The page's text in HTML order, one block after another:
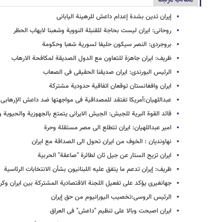
إیران تدین بشدة إعدام داعش للرهینة الیابانی
روحانی: ایران لیست بحاجة للقنبلة النوویة وشعبنا لایهاب الحظر
بروجردی: النصر سیکون حلیفا لسوریة شعبا وحکومة
ظریف: ایران جاهزة للتعاون مع الدول الصدیقة لمکافحة الارهاب
الرئیس البورندی: ایران صدیقنا الحقیقی فی الصعاب
ایران وافغانستان توقعان اتفاقیة حدودیة مشترکة
عبداللهیان:أمریکا تفتقد للمصداقیة فی مواجهتها ضد داعش الإرهابی
قائد القوة البریة للجیش: الجیش الایرانی یتمتع بالجهوزیة والحیویة
امیر عبداللهیان: ایران تتطلع الی مصر مستقلة وحرة
نهاوندیان : الخوف من ایران تحول الی الصداقة مع ایران
ایران تزیح الستار عن جیل ثان لطائرة "صاعقة" الحربیة
ظریف: إیران تدعم ما یتفق علیه اللبنانیون بشأن الانتخابات الرئاسیة
جهانغیری یؤکد علی تفعیل اللجنة الاقتصادیة المشترکة بین ایران
الرئیس الروسی:تخصیب الیورانیوم من حق إیران
ایران اصبحت وبالا على تنظیم "داعش" فی العراق